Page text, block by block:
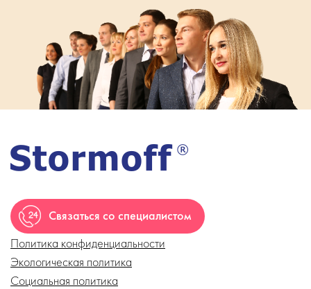
Связаться со специалистом
Политика конфиденциальности
Экологическая политика
Социальная политика